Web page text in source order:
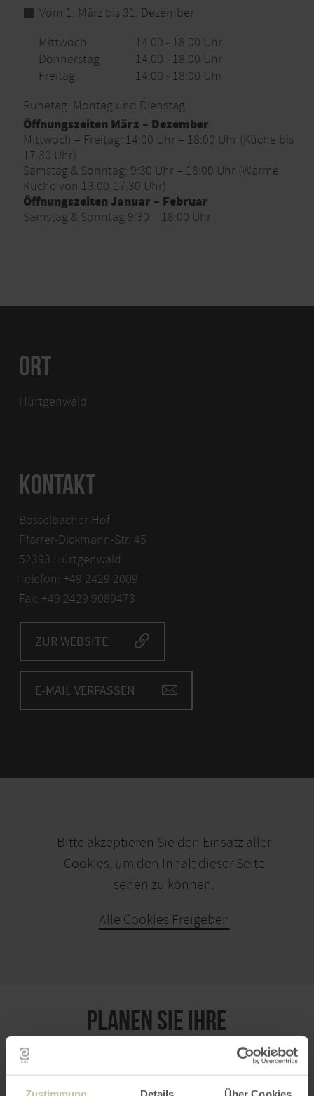
Vom 1. März bis 31. Dezember
Mittwoch
14:00 - 18:00 Uhr
Donnerstag
14:00 - 18:00 Uhr
Freitag
14:00 - 18:00 Uhr
Ruhetag: Montag und Dienstag
Öffnungszeiten März – Dezember
Mittwoch – Freitag: 14:00 Uhr – 18:00 Uhr (Küche bis
17.30 Uhr)
Samstag & Sonntag: 9:30 Uhr – 18:00 Uhr (Warme
Küche von 13.00-17.30 Uhr)
Öffnungszeiten Januar – Februar
Samstag & Sonntag 9:30 – 18:00 Uhr
ORT
Hürtgenwald
KONTAKT
Bosselbacher Hof
Pfarrer-Dickmann-Str. 45
52393 Hürtgenwald
Telefon: +49 2429 2009
Fax: +49 2429 9089473
ZUR WEBSITE
E-MAIL VERFASSEN
Bitte akzeptieren Sie den Einsatz aller
Cookies, um den Inhalt dieser Seite
sehen zu können.
Alle Cookies Freigeben
PLANEN SIE IHRE